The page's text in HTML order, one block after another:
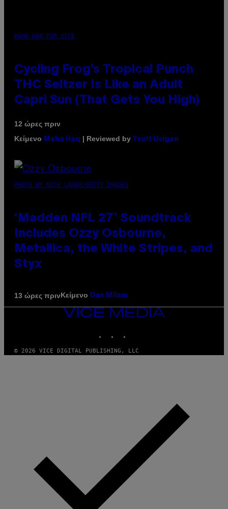
MAHA HAQ FOR VICE
Cycling Frog’s Tropical Punch
THC Seltzer Is Like an Adult
Capri Sun (That Gets You High)
12 ώρες πριν
Κείμενο
Maha Haq | Reviewed by Ysolt Usigan
PHOTO BY NICK LAHAM/GETTY IMAGES
‘Madden NFL 27’ Soundtrack
Includes Ozzy Osbourne,
Metallica, the White Stripes, and
Styx
13 ώρες πρινΚείμενο Dan Milam
VICE
© 2026 VICE DIGITAL PUBLISHING, LLC